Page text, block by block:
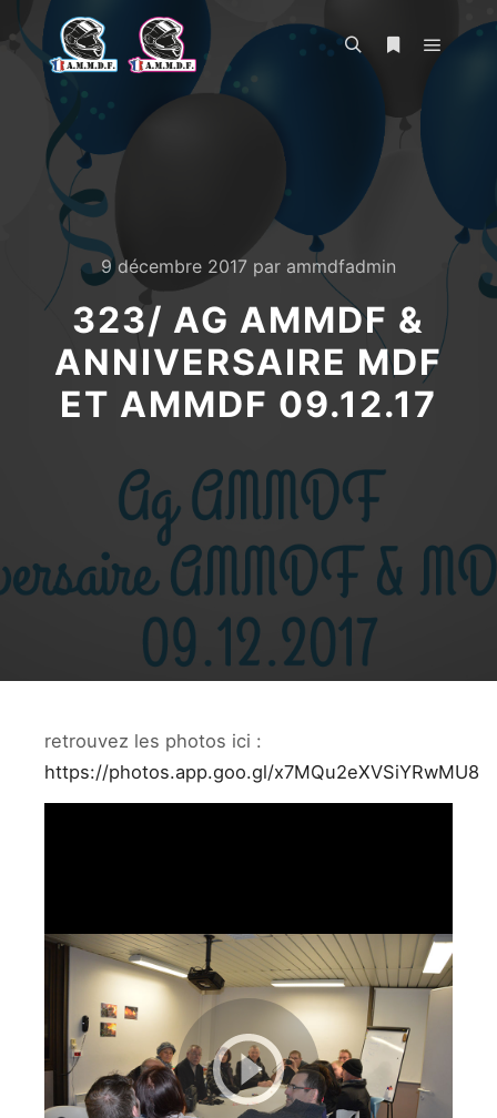
9 décembre 2017 par ammdfadmin
323/ AG AMMDF &
ANNIVERSAIRE MDF
ET AMMDF 09.12.17
retrouvez les photos ici :
https://photos.app.goo.gl/x7MQu2eXVSiYRwMU8